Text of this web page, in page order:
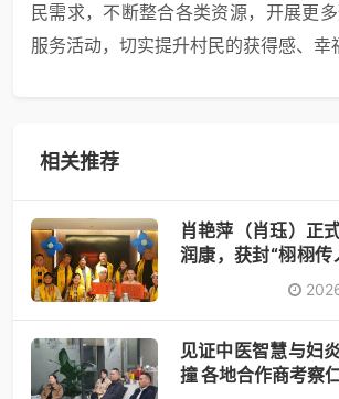
民需求，不断整合各类资源，开展更
服务活动，切实提升村民的获得感、幸
相关推荐
肖艳萍（肖珏）正
润康，获封“栩栩传
见证中医智慧与妇
撞 各地合作商考察